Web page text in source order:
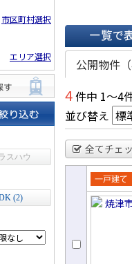
市区町村選択
エリア選択
む
スハウ
(2)
一覧で表示
公開物件（
4件中 1～4
並び替え
全てチェ
売一戸建
て